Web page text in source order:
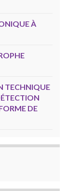
À
TECHNIQUE
DE